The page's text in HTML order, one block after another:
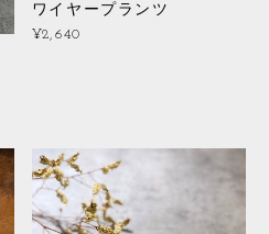
ワイヤープランツ
¥2,640